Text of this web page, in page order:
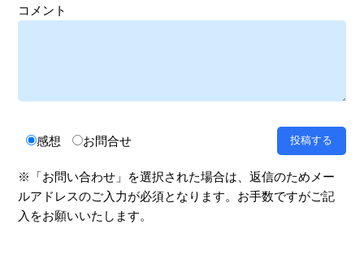
コメント
感想 お問合せ
※「お問い合わせ」を選択された場合は、返信のためメー
ルアドレスのご入力が必須となります。お手数ですがご記
入をお願いいたします。